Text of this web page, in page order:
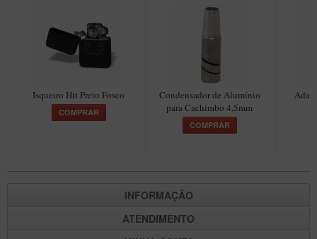
MONTE SEU KIT/INICIANTES
Blends Para Cachimbo
Limpadores para Cachimbo
Suportes
Isqueiro Hit Preto Fosco
COMPRAR
Condensador de Alumínio
para Cachimbo 4,5mm
COMPRAR
INFORMAÇÃO
ATENDIMENTO